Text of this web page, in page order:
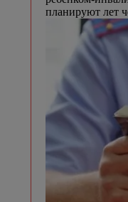
планируют лет